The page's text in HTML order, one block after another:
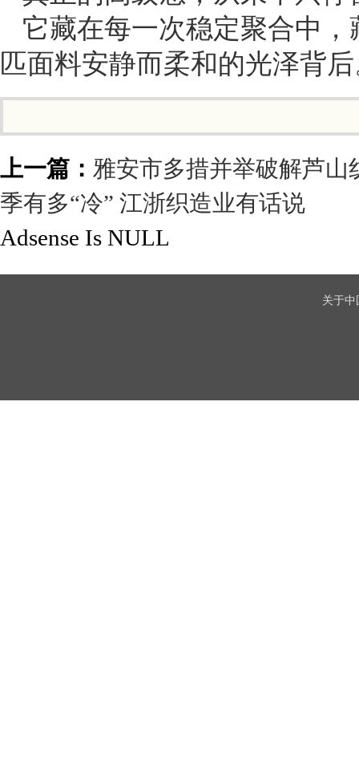
它藏在每一次稳定聚合中
匹面料安静而柔和的光泽背
上一篇： 雅安市多措并举破解芦
季有多“冷” 江浙织造业有话说
Adsense Is NULL
关于中